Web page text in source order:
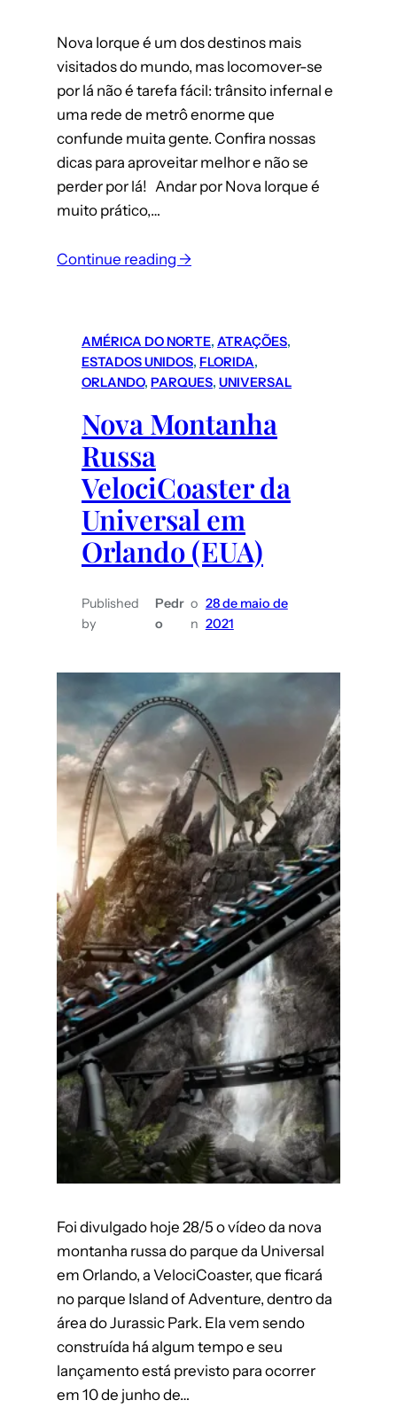
Nova Iorque é um dos destinos mais
visitados do mundo, mas locomover-se
por lá não é tarefa fácil: trânsito infernal e
uma rede de metrô enorme que
confunde muita gente. Confira nossas
dicas para aproveitar melhor e não se
perder por lá! Andar por Nova Iorque é
muito prático,…
Continue reading →:
(EUA):
como
o
NY
metrô
e
AMÉRICA DO NORTE, ATRAÇÕES
ESTADOS UNIDOS, FLORIDA
ORLANDO, PARQUES, UNIVERSAL
Nova Montanha
Russa
VelociCoaster da
Universal em
Orlando (EUA)
Published
by
Pedr
o
o
n
28 de maio de
2021
Foi divulgado hoje 28/5 o vídeo da nova
montanha russa do parque da Universal
em Orlando, a VelociCoaster, que ficará
no parque Island of Adventure, dentro da
área do Jurassic Park. Ela vem sendo
construída há algum tempo e seu
lançamento está previsto para ocorrer
em 10 de junho de…